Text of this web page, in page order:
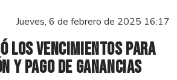
Jueves, 6 de febrero de 2025 16:17
los vencimientos para
y pago de Ganancias